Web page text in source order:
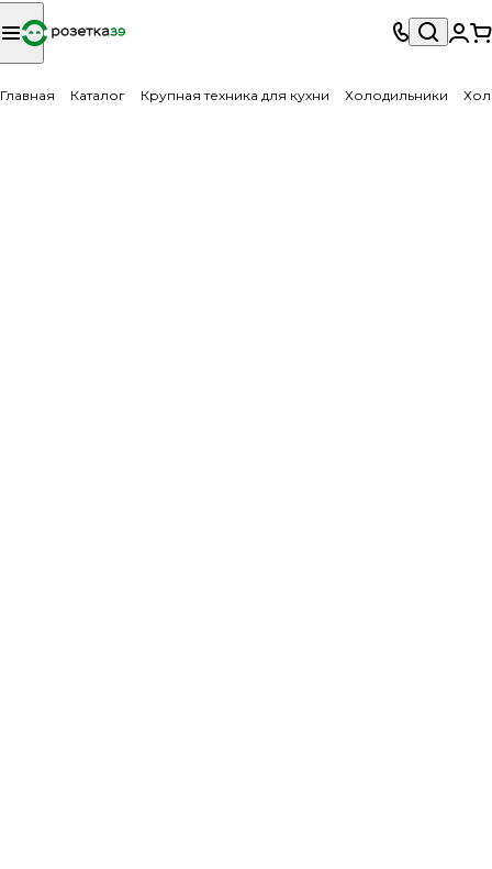
Главная Каталог Крупная техника для кухни Холодильники